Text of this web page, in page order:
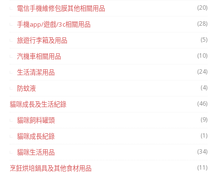
電信手機維修包膜其他相關用品 (20)
手機app/遊戲/3c相關用品 (28)
旅遊行李箱及用品 (5)
汽機車相關用品 (10)
生活清潔用品 (24)
防蚊液 (4)
貓咪成長及生活紀錄 (46)
貓咪飼料罐頭 (9)
貓咪成長紀錄 (1)
貓咪生活用品 (34)
烹飪烘培鍋具及其他食材用品 (11)